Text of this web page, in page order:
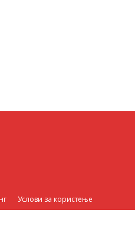
Услови за користење